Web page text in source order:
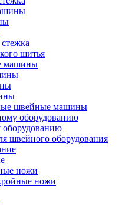
шитья
машины
швейные машины
оборудованию
швейного оборудования
ножи
ножи